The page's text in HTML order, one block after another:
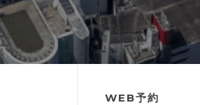
WEB予約